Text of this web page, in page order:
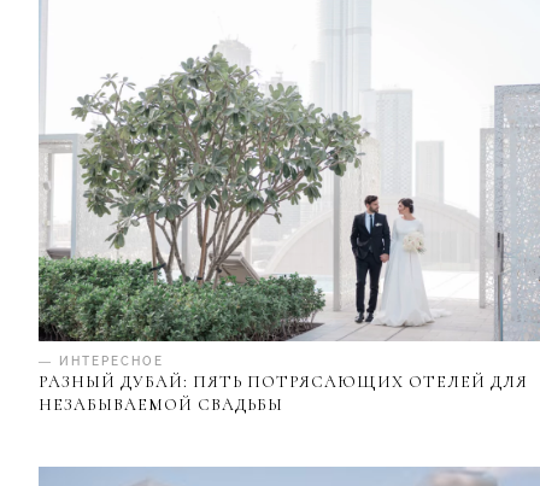
— ИНТЕРЕСНОЕ
РАЗНЫЙ ДУБАЙ: ПЯТЬ ПОТРЯСАЮЩИХ ОТЕЛЕЙ ДЛЯ
НЕЗАБЫВАЕМОЙ СВАДЬБЫ